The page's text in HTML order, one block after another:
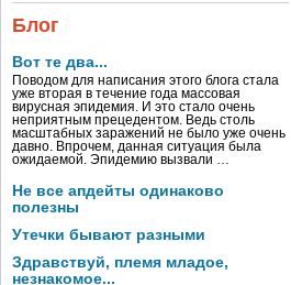
Блог
Вот те два...
Поводом для написания этого блога стала
уже вторая в течение года массовая
вирусная эпидемия. И это стало очень
неприятным прецедентом. Ведь столь
масштабных заражений не было уже очень
давно. Впрочем, данная ситуация была
ожидаемой. Эпидемию вызвали …
Не все апдейты одинаково
полезны
Утечки бывают разными
Здравствуй, племя младое,
незнакомое...